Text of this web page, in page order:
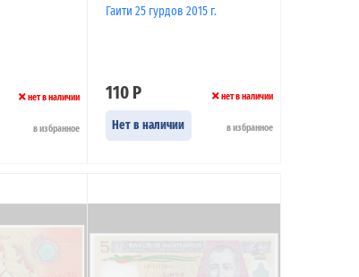
нет в наличии
в избранное
Гаити 25 гурдов 2015 г.
110 Р нет в наличии
Нет в наличии в избранное